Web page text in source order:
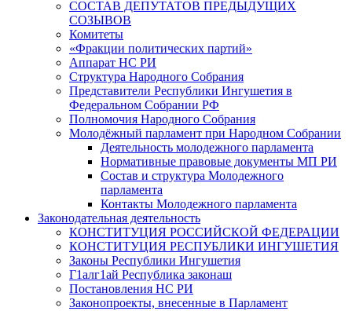
СОСТАВ ДЕПУТАТОВ ПРЕДЫДУЩИХ
СОЗЫВОВ
Комитеты
«Фракции политических партий»
Аппарат НС РИ
Структура Народного Собрания
Представители Республики Ингушетия в
Федеральном Собрании РФ
Полномочия Народного Собрания
Молодёжный парламент при Народном Собрании
Деятельность молодежного парламента
Нормативные правовые документы МП РИ
Состав и структура Молодежного
парламента
Контакты Молодежного парламента
Законодательная деятельность
КОНСТИТУЦИЯ РОССИЙСКОЙ ФЕДЕРАЦИИ
КОНСТИТУЦИЯ РЕСПУБЛИКИ ИНГУШЕТИЯ
Законы Республики Ингушетия
Г1алг1ай Республика законаш
Постановления НС РИ
Законопроекты, внесенные в Парламент